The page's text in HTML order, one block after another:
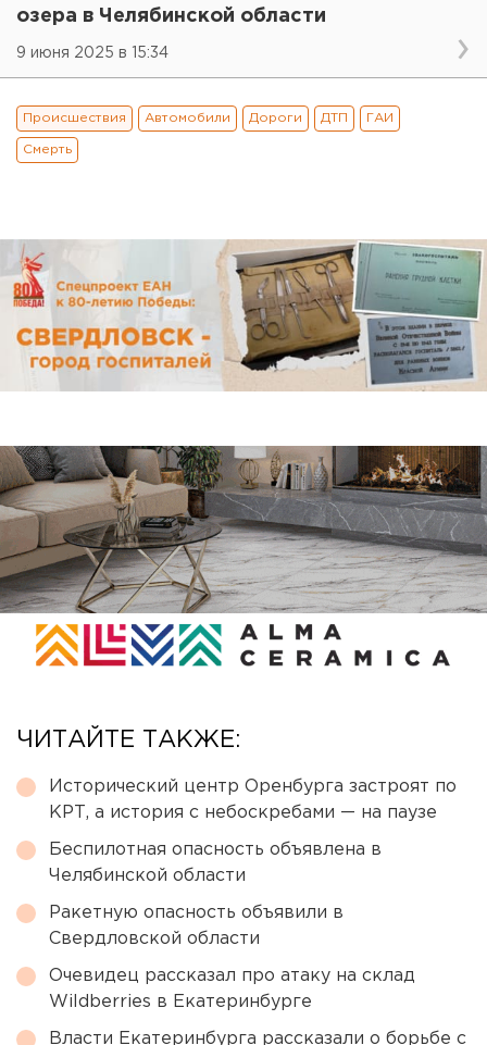
озера в Челябинской области
9 июня 2025 в 15:34
Происшествия Автомобили Дороги ДТП ГАИ
Смерть
ЧИТАЙТЕ ТАКЖЕ:
Исторический центр Оренбурга застроят по
КРТ, а история с небоскребами — на паузе
Беспилотная опасность объявлена в
Челябинской области
Ракетную опасность объявили в
Свердловской области
Очевидец рассказал про атаку на склад
Wildberries в Екатеринбурге
Власти Екатеринбурга рассказали о борьбе с